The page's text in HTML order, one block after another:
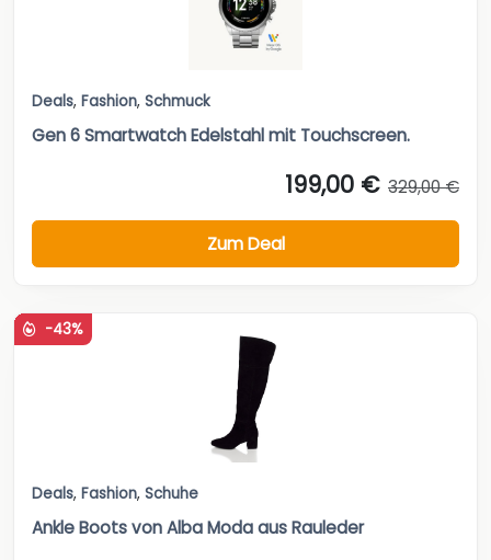
Deals, Fashion, Schmuck
Gen 6 Smartwatch Edelstahl mit Touchscreen.
199,00 € 329,00 €
Zum Deal
-43%
Deals, Fashion, Schuhe
Ankle Boots von Alba Moda aus Rauleder